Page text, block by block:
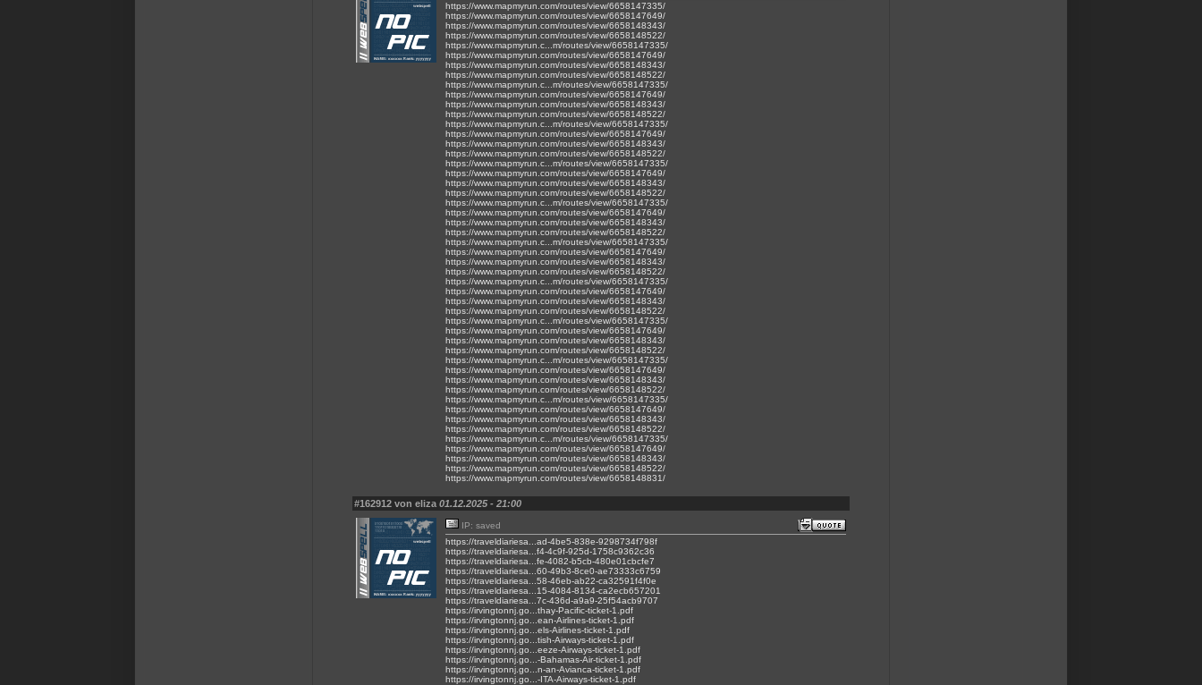
https://www.mapmyrun.com/routes/view/6658147335/
https://www.mapmyrun.com/routes/view/6658147649/
https://www.mapmyrun.com/routes/view/6658148343/
https://www.mapmyrun.com/routes/view/6658148522/
https://www.mapmyrun.c...m/routes/view/6658147335/
https://www.mapmyrun.com/routes/view/6658147649/
https://www.mapmyrun.com/routes/view/6658148343/
https://www.mapmyrun.com/routes/view/6658148522/
https://www.mapmyrun.c...m/routes/view/6658147335/
https://www.mapmyrun.com/routes/view/6658147649/
https://www.mapmyrun.com/routes/view/6658148343/
https://www.mapmyrun.com/routes/view/6658148522/
https://www.mapmyrun.c...m/routes/view/6658147335/
https://www.mapmyrun.com/routes/view/6658147649/
https://www.mapmyrun.com/routes/view/6658148343/
https://www.mapmyrun.com/routes/view/6658148522/
https://www.mapmyrun.c...m/routes/view/6658147335/
https://www.mapmyrun.com/routes/view/6658147649/
https://www.mapmyrun.com/routes/view/6658148343/
https://www.mapmyrun.com/routes/view/6658148522/
https://www.mapmyrun.c...m/routes/view/6658147335/
https://www.mapmyrun.com/routes/view/6658147649/
https://www.mapmyrun.com/routes/view/6658148343/
https://www.mapmyrun.com/routes/view/6658148522/
https://www.mapmyrun.c...m/routes/view/6658147335/
https://www.mapmyrun.com/routes/view/6658147649/
https://www.mapmyrun.com/routes/view/6658148343/
https://www.mapmyrun.com/routes/view/6658148522/
https://www.mapmyrun.c...m/routes/view/6658147335/
https://www.mapmyrun.com/routes/view/6658147649/
https://www.mapmyrun.com/routes/view/6658148343/
https://www.mapmyrun.com/routes/view/6658148522/
https://www.mapmyrun.c...m/routes/view/6658147335/
https://www.mapmyrun.com/routes/view/6658147649/
https://www.mapmyrun.com/routes/view/6658148343/
https://www.mapmyrun.com/routes/view/6658148522/
https://www.mapmyrun.c...m/routes/view/6658147335/
https://www.mapmyrun.com/routes/view/6658147649/
https://www.mapmyrun.com/routes/view/6658148343/
https://www.mapmyrun.com/routes/view/6658148522/
https://www.mapmyrun.c...m/routes/view/6658147335/
https://www.mapmyrun.com/routes/view/6658147649/
https://www.mapmyrun.com/routes/view/6658148343/
https://www.mapmyrun.com/routes/view/6658148522/
https://www.mapmyrun.c...m/routes/view/6658147335/
https://www.mapmyrun.com/routes/view/6658147649/
https://www.mapmyrun.com/routes/view/6658148343/
https://www.mapmyrun.com/routes/view/6658148522/
https://www.mapmyrun.com/routes/view/6658148831/
#162912 von eliza 01.12.2025 - 21:00
IP: saved
https://traveldiariesa...ad-4be5-838e-9298734f798f
https://traveldiariesa...f4-4c9f-925d-1758c9362c36
https://traveldiariesa...fe-4082-b5cb-480e01cbcfe7
https://traveldiariesa...60-49b3-8ce0-ae73333c6759
https://traveldiariesa...58-46eb-ab22-ca32591f4f0e
https://traveldiariesa...15-4084-8134-ca2ecb657201
https://traveldiariesa...7c-436d-a9a9-25f54acb9707
https://irvingtonnj.go...thay-Pacific-ticket-1.pdf
https://irvingtonnj.go...ean-Airlines-ticket-1.pdf
https://irvingtonnj.go...els-Airlines-ticket-1.pdf
https://irvingtonnj.go...tish-Airways-ticket-1.pdf
https://irvingtonnj.go...eeze-Airways-ticket-1.pdf
https://irvingtonnj.go...-Bahamas-Air-ticket-1.pdf
https://irvingtonnj.go...n-an-Avianca-ticket-1.pdf
https://irvingtonnj.go...-ITA-Airways-ticket-1.pdf